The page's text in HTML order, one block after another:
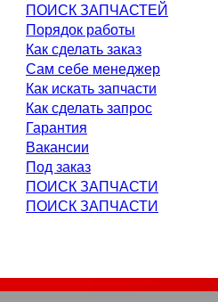
ПОИСК ЗАПЧАСТЕЙ
Порядок работы
Как сделать заказ
Сам себе менеджер
Как искать запчасти
Как сделать запрос
Гарантия
Вакансии
Под заказ
ПОИСК ЗАПЧАСТИ
ПОИСК ЗАПЧАСТИ